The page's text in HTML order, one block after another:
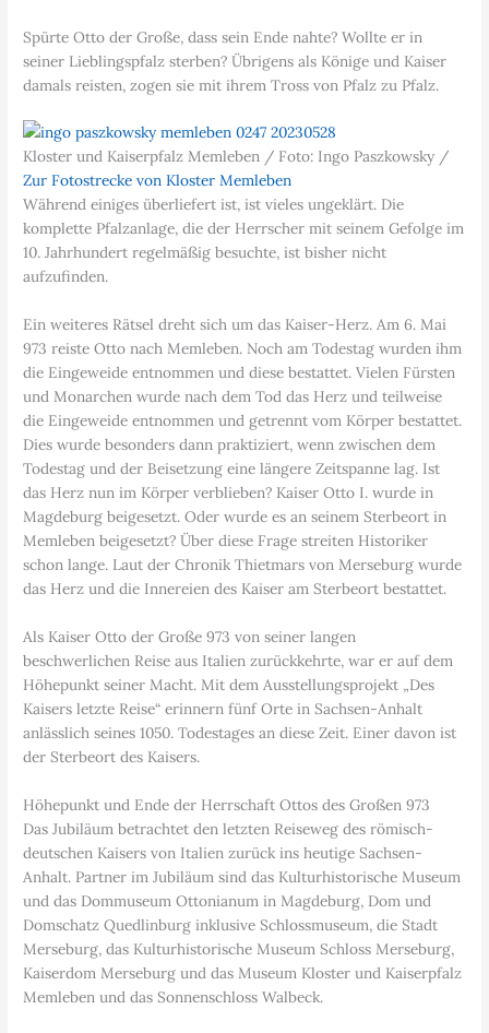
Spürte Otto der Große, dass sein Ende nahte? Wollte er in
seiner Lieblingspfalz sterben? Übrigens als Könige und Kaiser
damals reisten, zogen sie mit ihrem Tross von Pfalz zu Pfalz.
Kloster und Kaiserpfalz Memleben / Foto: Ingo Paszkowsky /
Zur Fotostrecke von Kloster Memleben
Während einiges überliefert ist, ist vieles ungeklärt. Die
komplette Pfalzanlage, die der Herrscher mit seinem Gefolge im
10. Jahrhundert regelmäßig besuchte, ist bisher nicht
aufzufinden.
Ein weiteres Rätsel dreht sich um das Kaiser-Herz. Am 6. Mai
973 reiste Otto nach Memleben. Noch am Todestag wurden ihm
die Eingeweide entnommen und diese bestattet. Vielen Fürsten
und Monarchen wurde nach dem Tod das Herz und teilweise
die Eingeweide entnommen und getrennt vom Körper bestattet.
Dies wurde besonders dann praktiziert, wenn zwischen dem
Todestag und der Beisetzung eine längere Zeitspanne lag. Ist
das Herz nun im Körper verblieben? Kaiser Otto I. wurde in
Magdeburg beigesetzt. Oder wurde es an seinem Sterbeort in
Memleben beigesetzt? Über diese Frage streiten Historiker
schon lange. Laut der Chronik Thietmars von Merseburg wurde
das Herz und die Innereien des Kaiser am Sterbeort bestattet.
Als Kaiser Otto der Große 973 von seiner langen
beschwerlichen Reise aus Italien zurückkehrte, war er auf dem
Höhepunkt seiner Macht. Mit dem Ausstellungsprojekt „Des
Kaisers letzte Reise“ erinnern fünf Orte in Sachsen-Anhalt
anlässlich seines 1050. Todestages an diese Zeit. Einer davon ist
der Sterbeort des Kaisers.
Höhepunkt und Ende der Herrschaft Ottos des Großen 973
Das Jubiläum betrachtet den letzten Reiseweg des römisch-
deutschen Kaisers von Italien zurück ins heutige Sachsen-
Anhalt. Partner im Jubiläum sind das Kulturhistorische Museum
und das Dommuseum Ottonianum in Magdeburg, Dom und
Domschatz Quedlinburg inklusive Schlossmuseum, die Stadt
Merseburg, das Kulturhistorische Museum Schloss Merseburg,
Kaiserdom Merseburg und das Museum Kloster und Kaiserpfalz
Memleben und das Sonnenschloss Walbeck.